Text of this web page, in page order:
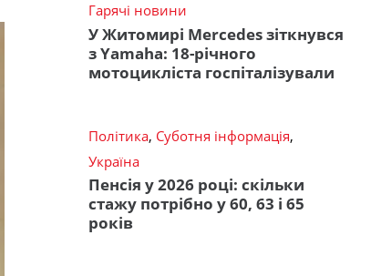
Гарячі новини
У Житомирі Mercedes зіткнувся
з Yamaha: 18-річного
мотоцикліста госпіталізували
Політика, Суботня інформація,
Україна
Пенсія у 2026 році: скільки
стажу потрібно у 60, 63 і 65
років